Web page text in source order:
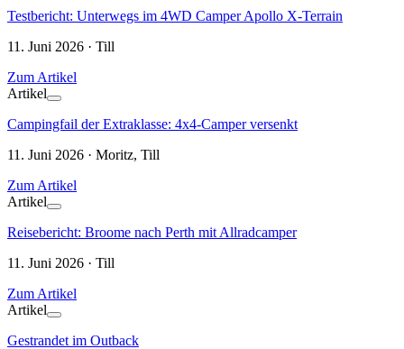
Testbericht: Unterwegs im 4WD Camper Apollo X-Terrain
11. Juni 2026 · Till
Zum Artikel
Artikel
Campingfail der Extraklasse: 4x4-Camper versenkt
11. Juni 2026 · Moritz, Till
Zum Artikel
Artikel
Reisebericht: Broome nach Perth mit Allradcamper
11. Juni 2026 · Till
Zum Artikel
Artikel
Gestrandet im Outback